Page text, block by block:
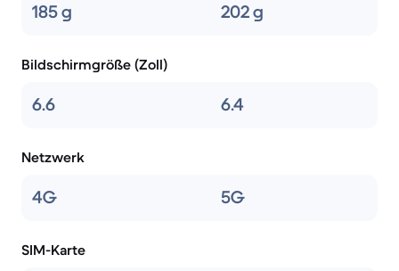
185 g 202 g
Bildschirmgröße (Zoll)
6.6 6.4
Netzwerk
4G 5G
SIM-Karte